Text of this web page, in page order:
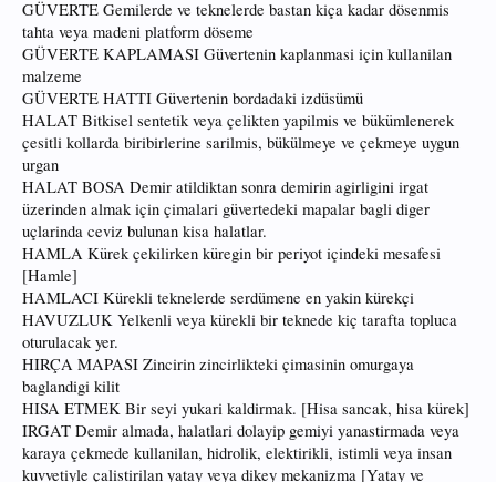
GÜVERTE Gemilerde ve teknelerde bastan kiça kadar dösenmis
tahta veya madeni platform döseme
GÜVERTE KAPLAMASI Güvertenin kaplanmasi için kullanilan
malzeme
GÜVERTE HATTI Güvertenin bordadaki izdüsümü
HALAT Bitkisel sentetik veya çelikten yapilmis ve bükümlenerek
çesitli kollarda biribirlerine sarilmis, bükülmeye ve çekmeye uygun
urgan
HALAT BOSA Demir atildiktan sonra demirin agirligini irgat
üzerinden almak için çimalari güvertedeki mapalar bagli diger
uçlarinda ceviz bulunan kisa halatlar.
HAMLA Kürek çekilirken küregin bir periyot içindeki mesafesi
[Hamle]
HAMLACI Kürekli teknelerde serdümene en yakin kürekçi
HAVUZLUK Yelkenli veya kürekli bir teknede kiç tarafta topluca
oturulacak yer.
HIRÇA MAPASI Zincirin zincirlikteki çimasinin omurgaya
baglandigi kilit
HISA ETMEK Bir seyi yukari kaldirmak. [Hisa sancak, hisa kürek]
IRGAT Demir almada, halatlari dolayip gemiyi yanastirmada veya
karaya çekmede kullanilan, hidrolik, elektirikli, istimli veya insan
kuvvetiyle çalistirilan yatay veya dikey mekanizma [Yatay ve